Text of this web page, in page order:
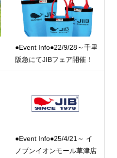
●Event Info●22/9/28～千里
阪急にてJIBフェア開催！
●Event Info●25/4/21～ イ
ノブンイオンモール草津店